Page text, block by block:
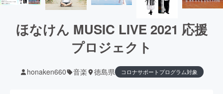
ほなけん MUSIC LIVE 2021 応援
プロジェクト
honaken660 音楽 徳島県 コロナサポートプログラム対象